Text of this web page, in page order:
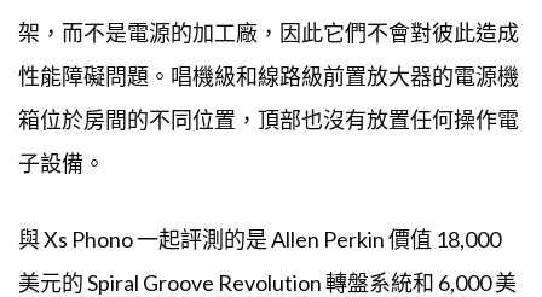
架，而不是電源的加工廠，因此它們不會對彼此造成
性能障礙問題。唱機級和線路級前置放大器的電源機
箱位於房間的不同位置，頂部也沒有放置任何操作電
子設備。
與 Xs Phono 一起評測的是 Allen Perkin 價值 18,000
美元的 Spiral Groove Revolution 轉盤系統和 6,000 美